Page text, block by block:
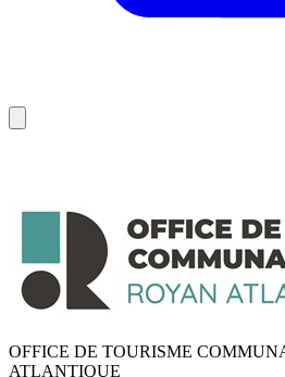
OFFICE DE TOURISME
ATLANTIQUE